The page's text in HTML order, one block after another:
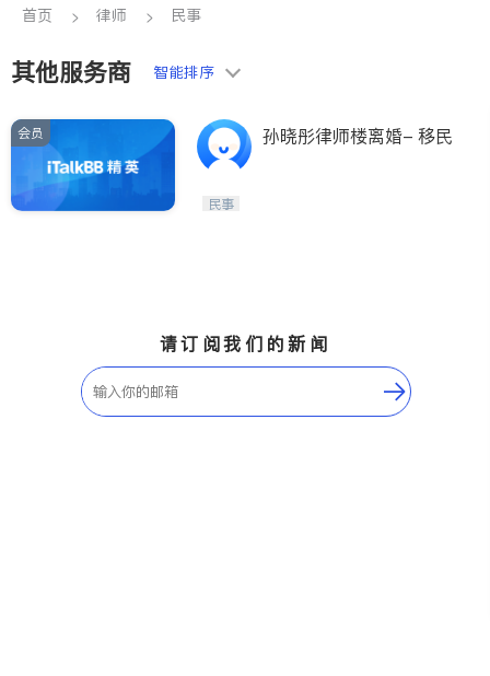
建筑装修
非盈利组织
首页 律师 民事
其他服务商 智能排序
会员 孙晓彤律师楼离婚- 移民
民事
请订阅我们的新闻